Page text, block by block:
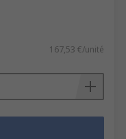
167,53 €/unité